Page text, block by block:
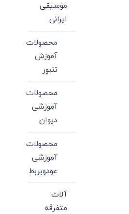
موسیقی
ایرانی
محصولات
آموزش
تنبور
محصولات
آموزشی
دیوان
محصولات
آموزشی
عودوبربط
آلات
متفرقه